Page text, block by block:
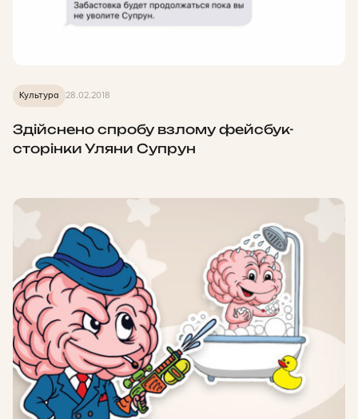
Культура 28.02.2018
Здійснено спробу взлому фейсбук-
сторінки Уляни Супрун